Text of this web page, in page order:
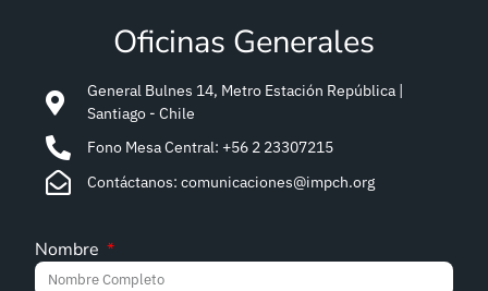
Oficinas Generales
General Bulnes 14, Metro Estación República |
Santiago - Chile
Fono Mesa Central: +56 2 23307215
Contáctanos: comunicaciones@impch.org
Nombre